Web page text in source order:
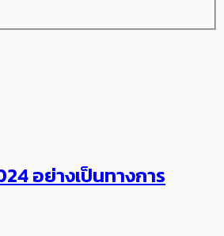
อย่างเป็นทางการ